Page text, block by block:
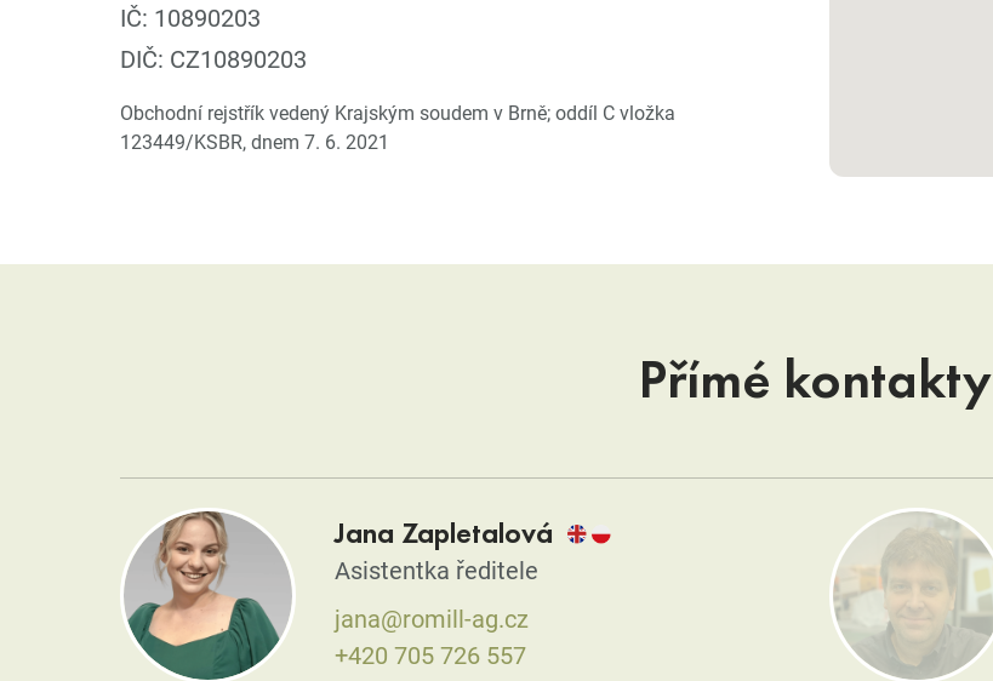
IČ: 10890203
DIČ: CZ10890203
Obchodní rejstřík vedený Krajským soudem v Brně; oddíl C vložka
123449/KSBR, dnem 7. 6. 2021
Přímé kontakty
Jana Zapletalová
Asistentka ředitele
jana@romill-ag.cz
+420 705 726 557